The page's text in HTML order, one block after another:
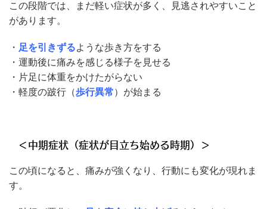
この段階では、まだ軽い症状が多く、見逃されやすいこと
があります。
・ 足を引きずるような歩き方をする
・運動後に痛みを感じる様子を見せる
・片足に体重をかけたがらない
・軽度の跛行（歩行異常）が始まる
＜中期症状（症状が目立ち始める時期）＞
この頃になると、痛みが強くなり、行動にも変化が現れま
す。